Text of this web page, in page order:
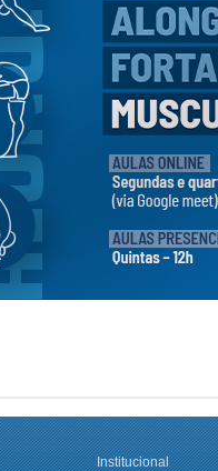
Institucional